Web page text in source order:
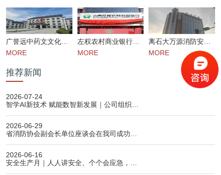
MORE
左权农村商业银行消防维保
MORE
MORE
推荐新闻
2026-07-24
智学AI新技术 赋能数智新发展｜公司组织…
2026-06-29
省消防协会副会长单位座谈会在我司成功…
2026-06-16
安全生产月｜人人讲安全、个个会应急，…